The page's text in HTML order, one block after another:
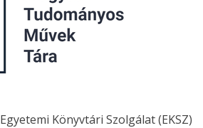
Egyetemi Könyvtári Szolgálat (EKSZ)